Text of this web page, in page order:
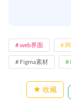
web界面
Figma素材
收藏